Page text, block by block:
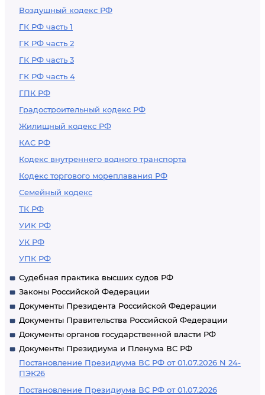
Воздушный кодекс РФ
ГК РФ часть 1
ГК РФ часть 2
ГК РФ часть 3
ГК РФ часть 4
ГПК РФ
Градостроительный кодекс РФ
Жилищный кодекс РФ
КАС РФ
Кодекс внутреннего водного транспорта
Кодекс торгового мореплавания РФ
Семейный кодекс
ТК РФ
УИК РФ
УК РФ
УПК РФ
Судебная практика высших судов РФ
Законы Российской Федерации
Документы Президента Российской Федерации
Документы Правительства Российской Федерации
Документы органов государственной власти РФ
Документы Президиума и Пленума ВС РФ
Постановление Президиума ВС РФ от 01.07.2026 N 24-
ПЭК26
Постановление Президиума ВС РФ от 01.07.2026